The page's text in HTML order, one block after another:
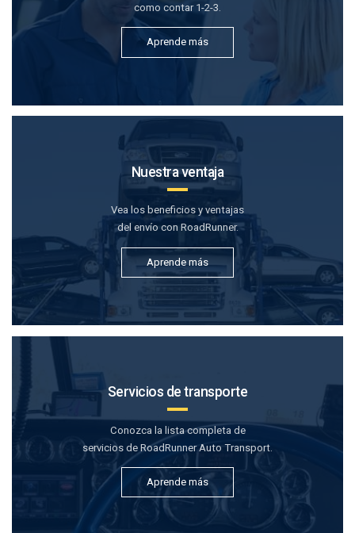
como contar 1-2-3.
Aprende más
Nuestra ventaja
Vea los beneficios y ventajas
del envío con RoadRunner.
Aprende más
Servicios de transporte
Conozca la lista completa de
servicios de RoadRunner Auto Transport.
Aprende más